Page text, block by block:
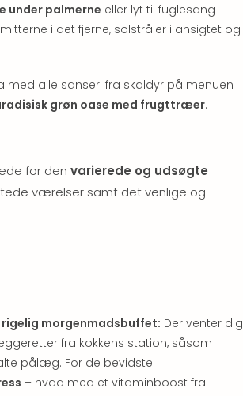
under palmerne eller lyt til fuglesang
i det fjerne, solstråler i ansigtet og
med alle sanser: fra skaldyr på menuen
grøn oase med frugttræer.
for den varierede og udsøgte
værelser samt det venlige og
rigelig morgenmadsbuffet: Der venter dig
fra kokkens station, såsom
pålæg. For de bevidste
– hvad med et vitaminboost fra